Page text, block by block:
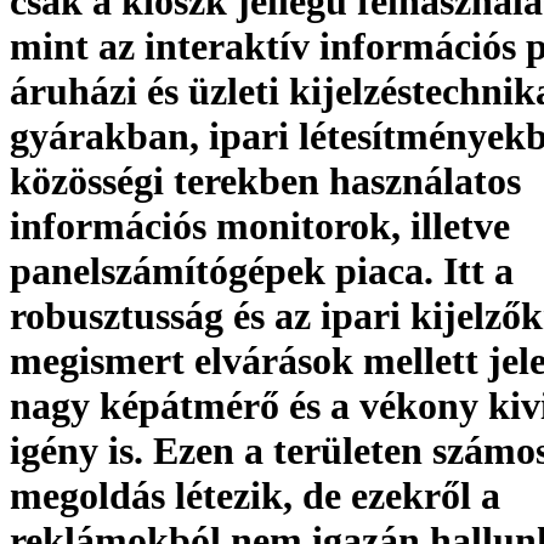
mint az interaktív információs
áruházi és üzleti
gyárakban, ipari
közösségi terekben használatos
információs monitorok, illetve
panelszámítógépek piaca. Itt a
robusztusság és az ipari
megismert elvárások mellett
nagy képátmérő és a vékony
igény is. Ezen a területen
megoldás létezik, de ezekről a